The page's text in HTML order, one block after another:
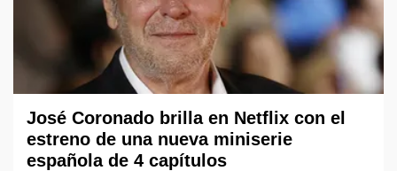
José Coronado brilla en Netflix con el
estreno de una nueva miniserie
española de 4 capítulos